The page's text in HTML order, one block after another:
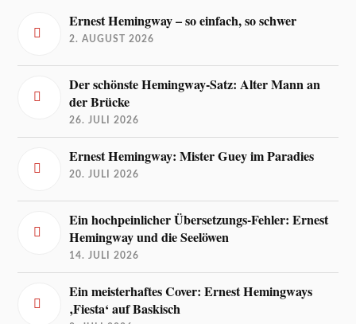
Ernest Hemingway – so einfach, so schwer
2. AUGUST 2026
Der schönste Hemingway-Satz: Alter Mann an
der Brücke
26. JULI 2026
Ernest Hemingway: Mister Guey im Paradies
20. JULI 2026
Ein hochpeinlicher Übersetzungs-Fehler: Ernest
Hemingway und die Seelöwen
14. JULI 2026
Ein meisterhaftes Cover: Ernest Hemingways
‚Fiesta‘ auf Baskisch